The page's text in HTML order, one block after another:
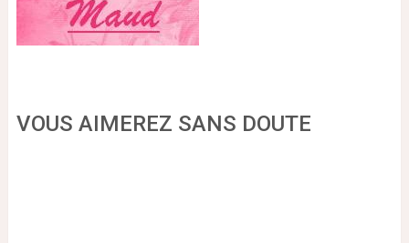
VOUS AIMEREZ SANS DOUTE